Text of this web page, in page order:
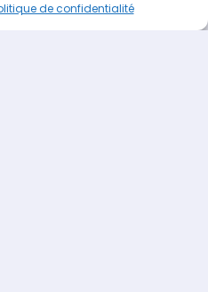
de confidentialité